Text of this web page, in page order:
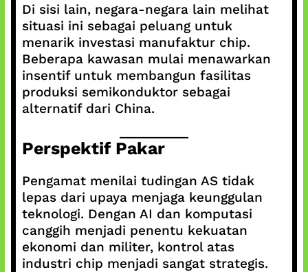
Di sisi lain, negara-negara lain melihat
situasi ini sebagai peluang untuk
menarik investasi manufaktur chip.
Beberapa kawasan mulai menawarkan
insentif untuk membangun fasilitas
produksi semikonduktor sebagai
alternatif dari China.
Perspektif Pakar
Pengamat menilai tudingan AS tidak
lepas dari upaya menjaga keunggulan
teknologi. Dengan AI dan komputasi
canggih menjadi penentu kekuatan
ekonomi dan militer, kontrol atas
industri chip menjadi sangat strategis.